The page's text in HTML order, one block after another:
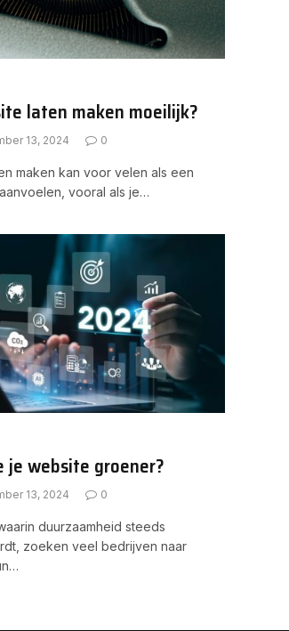
laten maken moeilijk?
13, 2024 0
maken kan voor velen als een
vooral als je…
je website groener?
13, 2024 0
duurzaamheid steeds
zoeken veel bedrijven naar